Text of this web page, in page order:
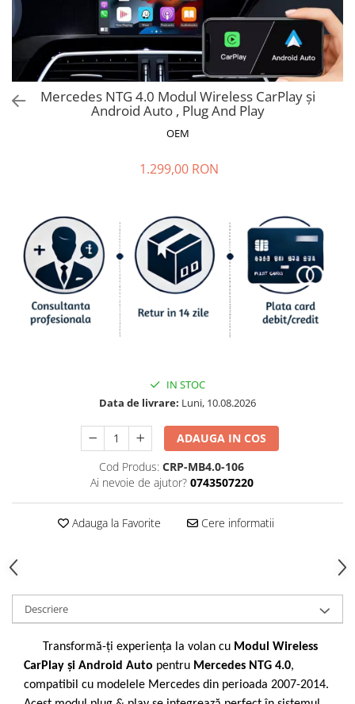
Renault
Mercedes Benz
Citroen / Peugeot
Nissan
Land Rover
Nissan
Opel
Porsche
Mercedes NTG 4.0 Modul Wireless CarPlay și
Android Auto , Plug And Play
OEM
1.299,00 RON
IN STOC
Data de livrare: Luni, 10.08.2026
ADAUGA IN COS
Cod Produs: CRP-MB4.0-106
Ai nevoie de ajutor? 0743507220
Adauga la Favorite Cere informatii
Descriere
Transformă-ți experiența la volan cu Modul Wireless
CarPlay și Android Auto pentru Mercedes NTG 4.0,
compatibil cu modelele Mercedes din perioada 2007-2014.